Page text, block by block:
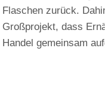
Flaschen zurück.
Großprojekt, dass
Handel gemeinsam